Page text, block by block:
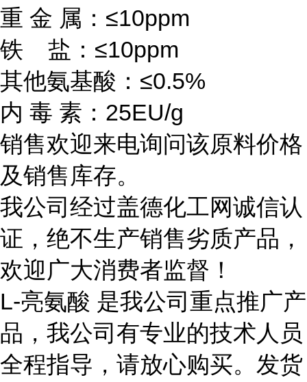
重 金 属：≤10ppm
铁 盐：≤10ppm
其他氨基酸：≤0.5%
内 毒 素：25EU/g
销售欢迎来电询问该原料价格
及销售库存。
我公司经过盖德化工网诚信认
证，绝不生产销售劣质产品，
欢迎广大消费者监督！
L-亮氨酸 是我公司重点推广产
品，我公司有专业的技术人员
全程指导，请放心购买。发货